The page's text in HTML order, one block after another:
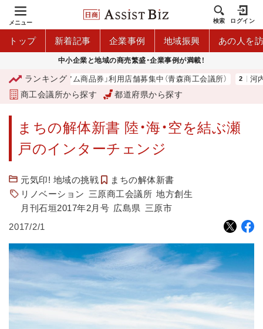
メニュー 検索 ログイン
トップ 新着記事 企業事例 地域振興 あの人を
中小企業と地域の商売繁盛・企業事例が満載！
ランキング
青森市プレミアム商品券」利用店舗募集中（青森商工会議所） 河内 大
商工会議所から探す 都道府県から探す
まちの解体新書 陸・海・空を結ぶ瀬
戸のインターチェンジ
元気印! 地域の挑戦
まちの解体新書
リノベーション 三原商工会議所 地方創生
月刊石垣2017年2月号 広島県 三原市
2017/2/1